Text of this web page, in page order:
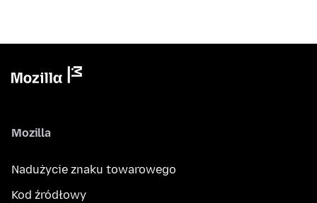
Mozilla
Nadużycie znaku towarowego
Kod źródłowy